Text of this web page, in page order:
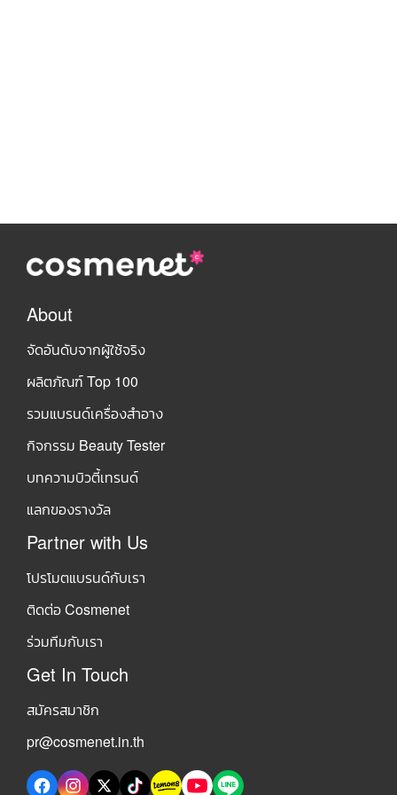
About
จัดอันดับจากผู้ใช้จริง
ผลิตภัณฑ์ Top 100
รวมแบรนด์เครื่องสำอาง
กิจกรรม Beauty Tester
บทความบิวตี้เทรนด์
แลกของรางวัล
Partner with Us
โปรโมตแบรนด์กับเรา
ติดต่อ Cosmenet
ร่วมทีมกับเรา
Get In Touch
สมัครสมาชิก
pr@cosmenet.in.th